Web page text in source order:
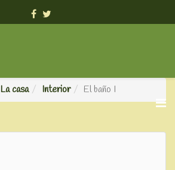
La casa Interior El baño I